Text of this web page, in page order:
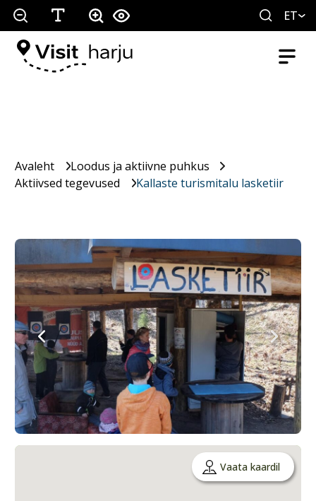
ET
Avaleht
Loodus ja aktiivne puhkus
Aktiivsed tegevused
Kallaste turismitalu lasketiir
Vaata kaardil